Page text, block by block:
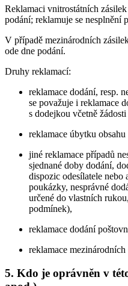
Reklamaci vnitrostátních
podání; reklamuje se nesplnění
V případě mezinárodních
ode dne podání.
Druhy reklamací:
reklamace dodání, resp.
se považuje i reklamace
s dodejkou včetně
reklamace úbytku
jiné reklamace případů
sjednané doby dodání,
dispozic odesílatele nebo
poukázky, nesprávné
určené do vlastních
podmínek),
reklamace dodání
reklamace mezinárodních
5. Kdo je oprávněn v